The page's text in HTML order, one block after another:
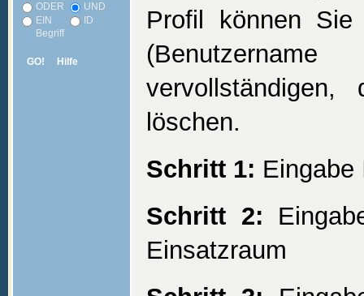
ODER
UND
EIN
Begriff
ID
GO! Hilfe
Profil können Sie
löschen.
Schritt 1: Eingabe
Schritt 2:
Einsatzraum